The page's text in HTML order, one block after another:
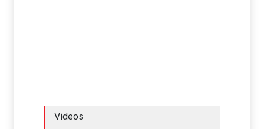
Videos